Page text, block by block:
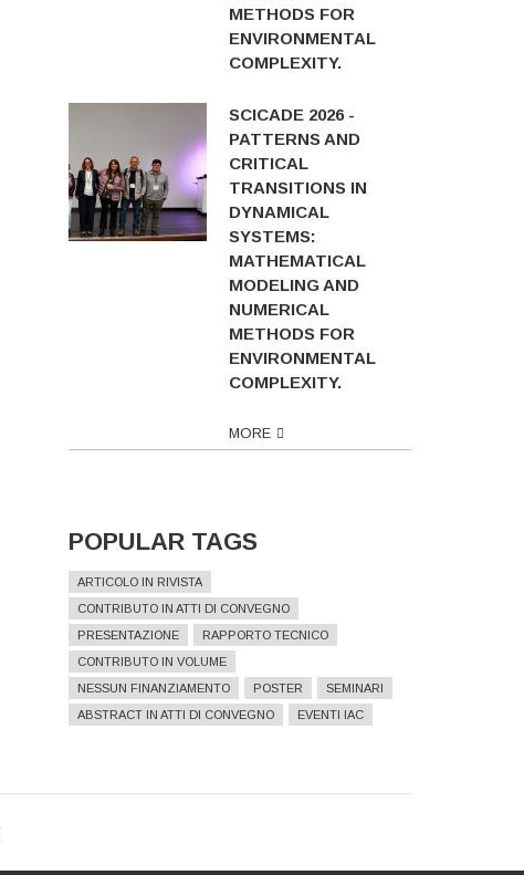
METHODS FOR
ENVIRONMENTAL
COMPLEXITY.
SCICADE 2026 -
PATTERNS AND
CRITICAL
TRANSITIONS IN
DYNAMICAL
SYSTEMS:
MATHEMATICAL
MODELING AND
NUMERICAL
METHODS FOR
ENVIRONMENTAL
COMPLEXITY.
MORE
POPULAR TAGS
ARTICOLO IN RIVISTA
CONTRIBUTO IN ATTI DI CONVEGNO
PRESENTAZIONE
RAPPORTO TECNICO
CONTRIBUTO IN VOLUME
NESSUN FINANZIAMENTO
POSTER
SEMINARI
ABSTRACT IN ATTI DI CONVEGNO
EVENTI IAC